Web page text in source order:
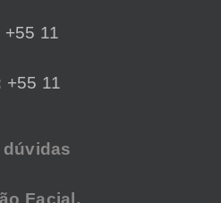
+55 11
+55 11
dúvidas